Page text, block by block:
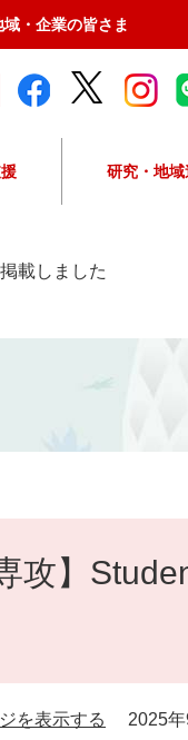
域・企業の皆さま
研究・地
載しました
攻】
を表示する 2025